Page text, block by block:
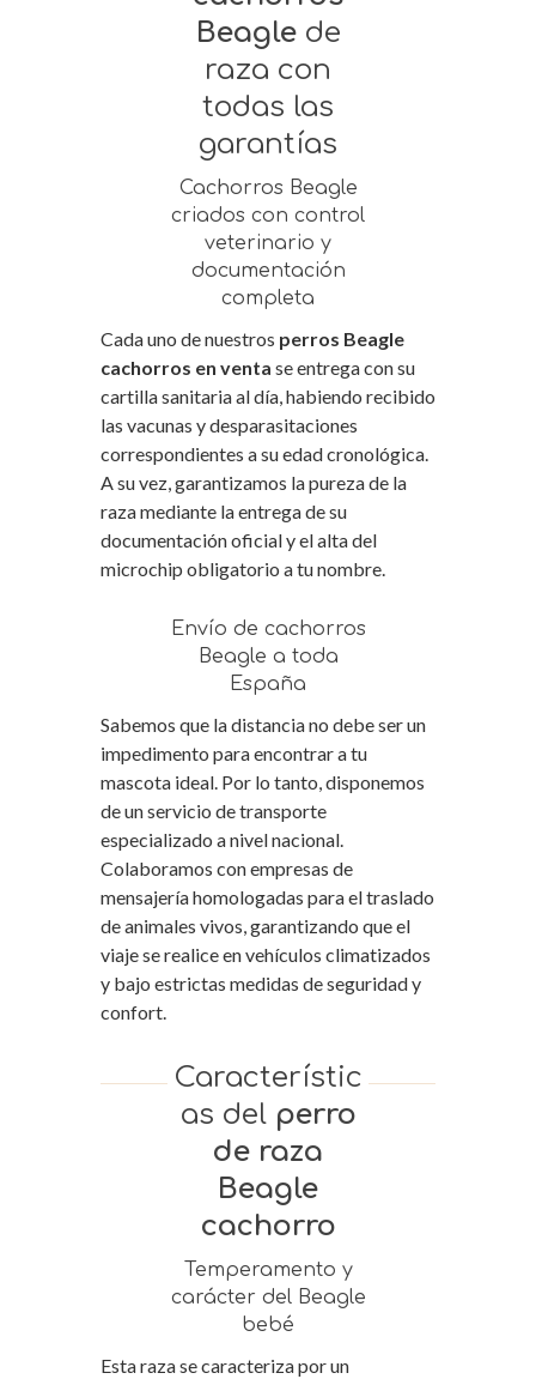
Beaglede
raza con
todas las
garantías
Cachorros Beagle
criados con control
veterinario y
documentación
completa
Cada uno de nuestros perros Beagle
cachorros en venta se entrega con su
cartilla sanitaria al día, habiendo recibido
las vacunas y desparasitaciones
correspondientes a su edad cronológica.
A su vez, garantizamos la pureza de la
raza mediante la entrega de su
documentación oficial y el alta del
microchip obligatorio a tu nombre.
Envío de cachorros
Beagle a toda
España
Sabemos que la distancia no debe ser un
impedimento para encontrar a tu
mascota ideal. Por lo tanto, disponemos
de un servicio de transporte
especializado a nivel nacional.
Colaboramos con empresas de
mensajería homologadas para el traslado
de animales vivos, garantizando que el
viaje se realice en vehículos climatizados
y bajo estrictas medidas de seguridad y
confort.
Característic
as del perro
de raza
Beagle
cachorro
Temperamento y
carácter del Beagle
bebé
Esta raza se caracteriza por un